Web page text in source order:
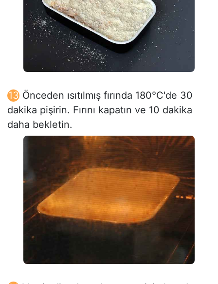
Önceden ısıtılmış fırında 180°C'de 30
dakika pişirin. Fırını kapatın ve 10 dakika
daha bekletin.